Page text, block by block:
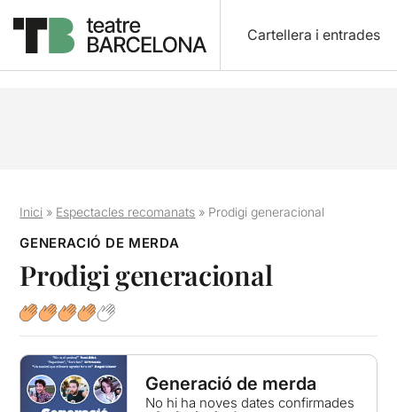
Cartellera i entrades
Inici » Espectacles recomanats » Prodigi generacional
GENERACIÓ DE MERDA
Prodigi generacional
Generació de merda
No hi ha noves dates confirmades